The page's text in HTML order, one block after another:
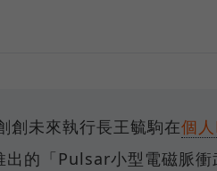
創未來執行長王毓駒在個
的「Pulsar小型電磁脈衝